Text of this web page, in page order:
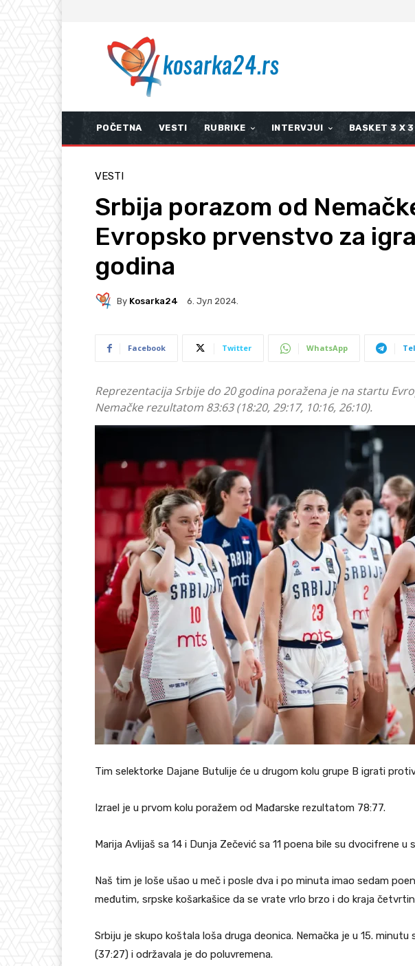
POČETNA VESTI RUBRIKE INTERVJUI BASKET 3 X 3
VESTI
Srbija porazom od
Evropsko prvenstvo za
godina
By Kosarka24 6. Јул 2024.
Facebook Twitter WhatsApp
Reprezentacija Srbije do 20 godina poražena je na startu
Nemačke rezultatom 83:63 (18:20, 29:17, 10:16, 26:10).
Tim selektorke Dajane Butulije će u drugom kolu grupe B igrati
Izrael je u prvom kolu poražem od Mađarske rezultatom 78:77.
Marija Avlijaš sa 14 i Dunja Zečević sa 11 poena bile su dvocifrene u
Naš tim je loše ušao u meč i posle dva i po minuta imao sedam
međutim, srpske košarkašice da se vrate vrlo brzo i do kraja
Srbiju je skupo koštala loša druga deonica. Nemačka je u 15.
(37:27) i održavala je do poluvremena.